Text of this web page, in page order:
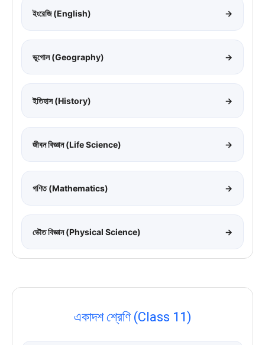
ইংরেজি (English) →
ভূগোল (Geography) →
ইতিহাস (History) →
জীবন বিজ্ঞান (Life Science) →
গণিত (Mathematics) →
ভৌত বিজ্ঞান (Physical Science) →
একাদশ শ্রেণি (Class 11)